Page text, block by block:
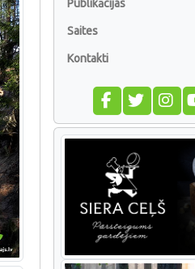
Publikācijas
Saites
Kontakti